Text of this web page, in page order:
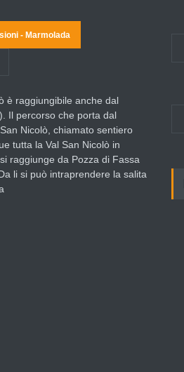
- Marmolada
è raggiungibile anche dal
Il percorso che porta dal
Nicolò, chiamato sentiero
tutta la Val San Nicolò in
raggiunge da Pozza di Fassa
li si può intraprendere la salita